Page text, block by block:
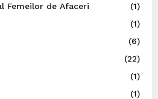
Femeilor de Afaceri
(1)
(1)
(6)
(22)
(1)
(1)